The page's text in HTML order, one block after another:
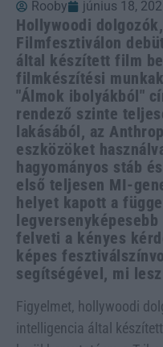
Rooby június 18,
Hollywoodi
Filmfesztiválon
által készített film
filmkészítési
"Álmok ibolyákból"
rendező szinte
lakásából, az
eszközöket
hagyományos stáb
első teljesen MI-
helyet kapott a
felveti a kényes
képes
segítségével, mi
Figyelmet, hollywoodi
intelligencia által